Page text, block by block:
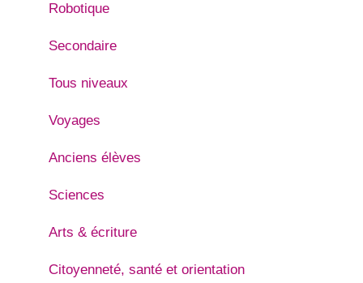
Robotique
Secondaire
Tous niveaux
Voyages
Anciens élèves
Sciences
Arts & écriture
Citoyenneté, santé et orientation